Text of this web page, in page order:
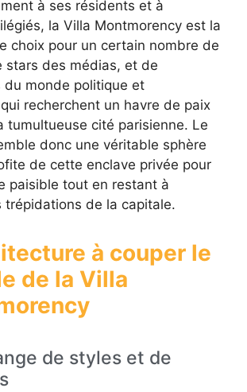
à ses résidents et à
la Villa Montmorency est la
choix pour un certain nombre de
stars des médias, et de
du monde politique et
recherchent un havre de paix
cité parisienne. Le
donc une véritable sphère
de cette enclave privée pour
paisible tout en restant à
trépidations de la capitale.
à couper le
de la Villa
de styles et de